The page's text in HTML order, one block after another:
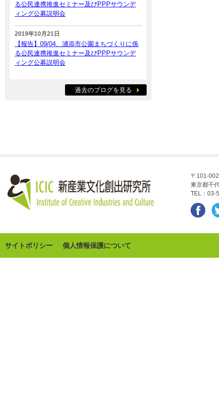
る公民連携推進セミナー及びPPPサウンデ
ィング公募説明会
2019年10月21日
【報告】09/04、浦添市公園まちづくりに係
る公民連携推進セミナー及びPPPサウンデ
ィング公募説明会
過去のブログを見る
〒101-
東京都千
TEL：
サイトポリシー 個人情報保護について